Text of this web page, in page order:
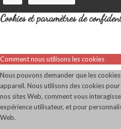
Cookies et paramètres de
Comment nous utilisons les cookies
Nous pouvons demander que les
appareil. Nous utilisons des cookies
nos sites Web, comment vous
expérience utilisateur, et pour
Web.